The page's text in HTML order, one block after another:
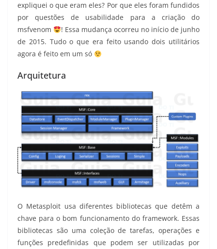
expliquei o que eram eles? Por que eles foram fundidos
por questões de usabilidade para a criação do
msfvenom
! Essa mudança ocorreu no início de junho
de 2015. Tudo o que era feito usando dois utilitários
agora é feito em um só
Arquitetura
O Metasploit usa diferentes bibliotecas que detêm a
chave para o bom funcionamento do framework. Essas
bibliotecas são uma coleção de tarefas, operações e
funções predefinidas que podem ser utilizadas por